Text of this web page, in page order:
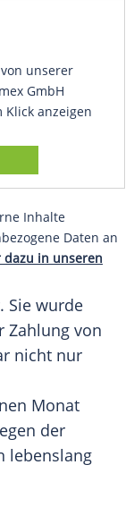
unserer
GmbH
anzeigen
Inhalte
Daten an
dazu in unseren
Sie wurde
Zahlung von
nicht nur
Monat
der
lebenslang